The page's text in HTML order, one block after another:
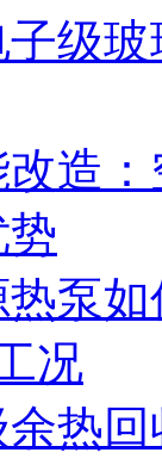
级
造
泵
况
热